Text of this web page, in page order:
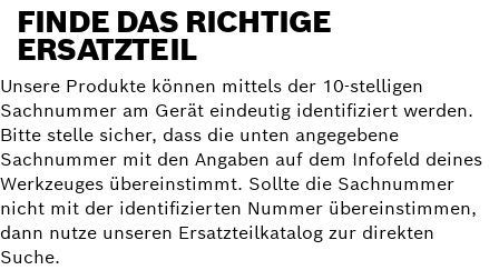
FINDE DAS RICHTIGE
ERSATZTEIL
Unsere Produkte können mittels der 10-stelligen
Sachnummer am Gerät eindeutig identifiziert werden.
Bitte stelle sicher, dass die unten angegebene
Sachnummer mit den Angaben auf dem Infofeld deines
Werkzeuges übereinstimmt. Sollte die Sachnummer
nicht mit der identifizierten Nummer übereinstimmen,
dann nutze unseren Ersatzteilkatalog zur direkten
Suche.